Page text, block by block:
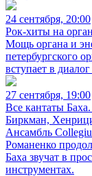
24 сентября, 20:00
Рок-хиты на
Мощь органа и
петербургского
вступает в
27 сентября, 19:00
Все кантаты
Биркман,
Ансамбль
Романенко
Баха звучат в
инструментах.